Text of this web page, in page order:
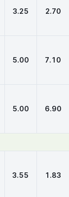
3.25 2.70
5.00 7.10
5.00 6.90
3.55 1.83